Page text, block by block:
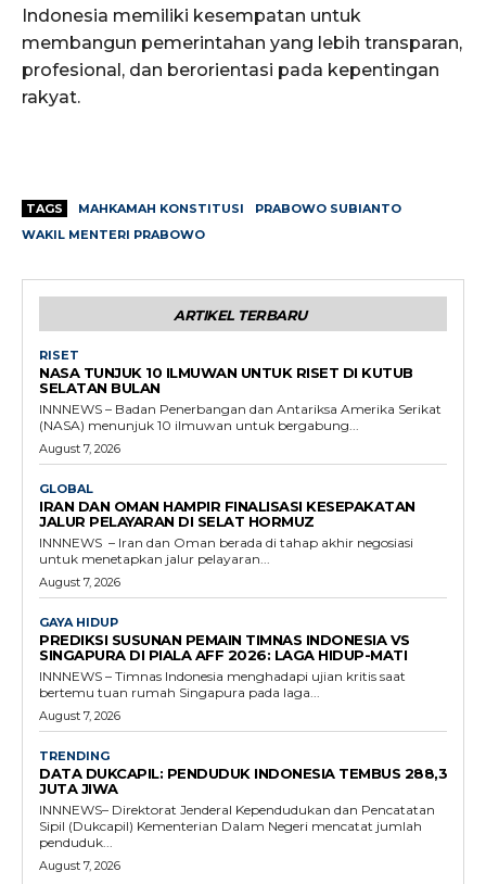
Indonesia memiliki kesempatan untuk
membangun pemerintahan yang lebih transparan,
profesional, dan berorientasi pada kepentingan
rakyat.
TAGS MAHKAMAH KONSTITUSI
PRABOWO SUBIANTO
WAKIL MENTERI PRABOWO
ARTIKEL TERBARU
RISET
NASA TUNJUK 10 ILMUWAN UNTUK RISET DI KUTUB
SELATAN BULAN
INNNEWS – Badan Penerbangan dan Antariksa Amerika Serikat
(NASA) menunjuk 10 ilmuwan untuk bergabung...
August 7, 2026
GLOBAL
IRAN DAN OMAN HAMPIR FINALISASI KESEPAKATAN
JALUR PELAYARAN DI SELAT HORMUZ
INNNEWS – Iran dan Oman berada di tahap akhir negosiasi
untuk menetapkan jalur pelayaran...
August 7, 2026
GAYA HIDUP
PREDIKSI SUSUNAN PEMAIN TIMNAS INDONESIA VS
SINGAPURA DI PIALA AFF 2026: LAGA HIDUP-MATI
INNNEWS – Timnas Indonesia menghadapi ujian kritis saat
bertemu tuan rumah Singapura pada laga...
August 7, 2026
TRENDING
DATA DUKCAPIL: PENDUDUK INDONESIA TEMBUS 288,3
JUTA JIWA
INNNEWS– Direktorat Jenderal Kependudukan dan Pencatatan
Sipil (Dukcapil) Kementerian Dalam Negeri mencatat jumlah
penduduk...
August 7, 2026